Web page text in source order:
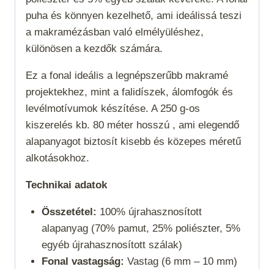
puha és könnyen kezelhető, ami ideálissá teszi
a makramézásban való elmélyüléshez,
különösen a kezdők számára.
Ez a fonal ideális a legnépszerűbb makramé
projektekhez, mint a falidíszek, álomfogók és
levélmotívumok készítése. A 250 g-os
kiszerelés kb. 80 méter hosszú , ami elegendő
alapanyagot biztosít kisebb és közepes méretű
alkotásokhoz.
Technikai adatok
Összetétel: 100% újrahasznosított
alapanyag (70% pamut, 25% poliészter, 5%
egyéb újrahasznosított szálak)
Fonal vastagság: Vastag (6 mm – 10 mm)